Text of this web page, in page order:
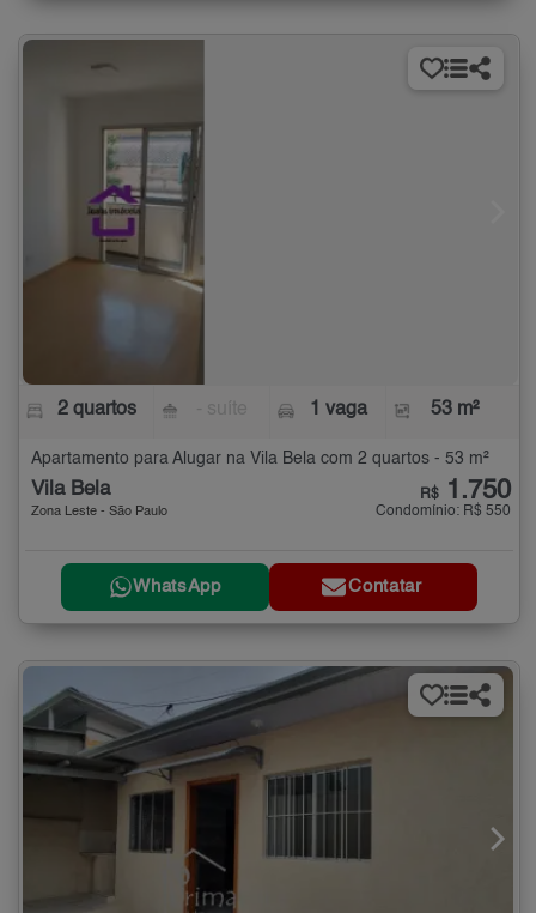
2 quartos 1 vaga 53 m²
Apartamento para Alugar na Vila Bela com 2 quartos - 53 m²
Vila Bela
Zona Leste - São Paulo
R$ 1.750
Condomínio: R$ 550
WhatsApp Contatar